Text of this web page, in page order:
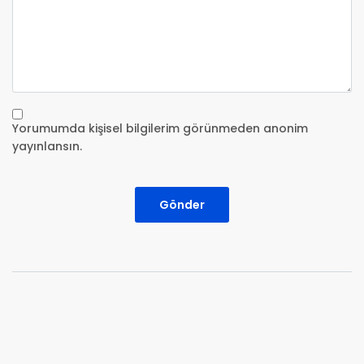
Yorumumda kişisel bilgilerim görünmeden anonim
yayınlansın.
Gönder